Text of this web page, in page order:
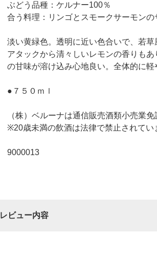
ぶどう品種：ケルナー100％
合う料理：リンゴとスモークサーモン
淡い黄緑色。透明に近い色合いで、若
アタックから清々しいレモンの香りも
の甘味が溶け込み心地良い。全体的に
●７５０ｍｌ
（株）ベルーナは通信販売酒類小売業免
※20歳未満の飲酒は法律で禁止されてい
9000013
レビュー内容